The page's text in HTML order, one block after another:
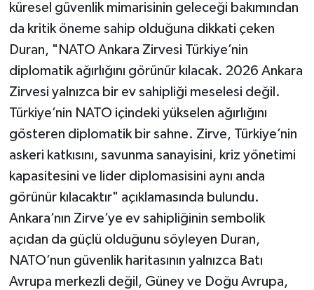
küresel güvenlik mimarisinin geleceği bakımından
da kritik öneme sahip olduğuna dikkati çeken
Duran, "NATO Ankara Zirvesi Türkiye’nin
diplomatik ağırlığını görünür kılacak. 2026 Ankara
Zirvesi yalnızca bir ev sahipliği meselesi değil.
Türkiye’nin NATO içindeki yükselen ağırlığını
gösteren diplomatik bir sahne. Zirve, Türkiye’nin
askeri katkısını, savunma sanayisini, kriz yönetimi
kapasitesini ve lider diplomasisini aynı anda
görünür kılacaktır" açıklamasında bulundu.
Ankara’nın Zirve’ye ev sahipliğinin sembolik
açıdan da güçlü olduğunu söyleyen Duran,
NATO’nun güvenlik haritasının yalnızca Batı
Avrupa merkezli değil, Güney ve Doğu Avrupa,